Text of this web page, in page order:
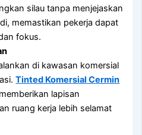
silau tanpa menjejaskan
memastikan pekerja dapat
fokus.
di kawasan komersial
Tinted Komersial Cermin
memberikan lapisan
ruang kerja lebih selamat